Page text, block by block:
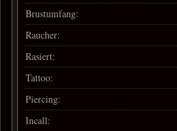
Brustumfang:
Raucher:
Rasiert:
Tattoo:
Piercing:
Incall: